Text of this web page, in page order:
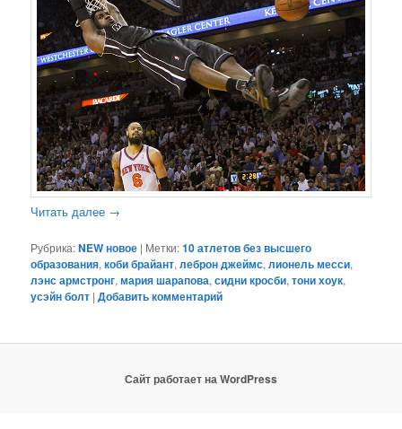
Читать далее →
Рубрика:NEW новое | Метки:10 атлетов без высшего
образования,коби брайант,леброн джеймс,лионель месси,
лэнс армстронг,мария шарапова,сидни кросби,тони хоук,
усэйн болт |Добавить комментарий
Сайт работает на WordPress